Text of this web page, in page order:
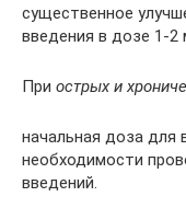
существенное
введения в дозе 1-2
При острых и
начальная доза для
необходимости
введений.